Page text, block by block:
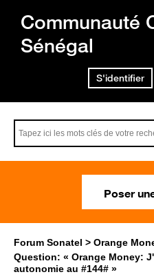
Communauté
Sénégal
S'identifier
Poser
Forum Sonatel
Orange
Question: « Orange Money:
autonomie au #144# »